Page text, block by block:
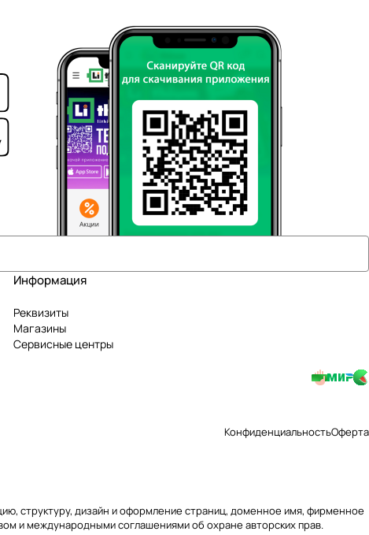
Информация
Реквизиты
Магазины
Сервисные центры
КонфиденциальностьОферта
структуру, дизайн и оформление страниц, доменное имя, фирменное
и международными соглашениями об охране авторских прав.